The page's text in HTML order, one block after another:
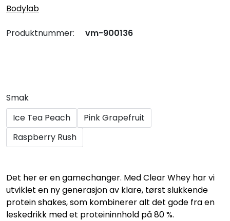
Bodylab
Produktnummer: vm-900136
Smak
Ice Tea Peach
Pink Grapefruit
Raspberry Rush
Det her er en gamechanger. Med Clear Whey har vi
utviklet en ny generasjon av klare, tørst slukkende
protein shakes, som kombinerer alt det gode fra en
leskedrikk med et proteininnhold på 80 %.